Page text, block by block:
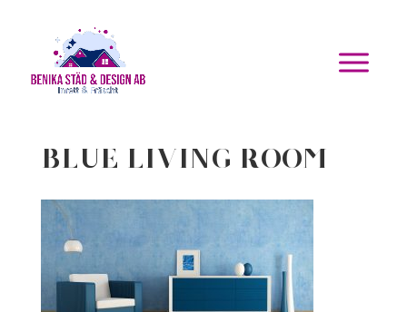
Blue living room